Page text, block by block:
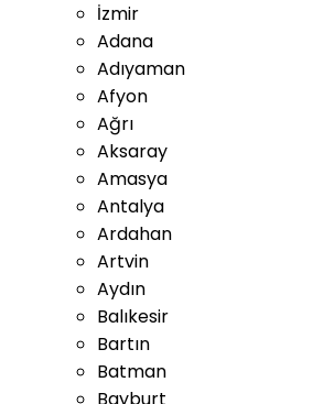
İzmir
Adana
Adıyaman
Afyon
Ağrı
Aksaray
Amasya
Antalya
Ardahan
Artvin
Aydın
Balıkesir
Bartın
Batman